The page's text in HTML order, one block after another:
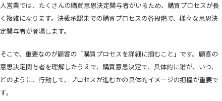
人営業では、たくさんの購買意思決定関与者がいるため、購買プロセスが長
く複雑になります。決裁承認までの購買プロセスの各段階で、様々な意思決
定関与者が登場します。
そこで、重要なのが顧客の「購買プロセスを詳細に掴むこと」です。顧客の
意思決定関与者を理解したうえで、購買意思決定で、具体的に誰が、いつ、
どのように、行動して、プロセスが進むかの具体的イメージの把握が重要で
す。